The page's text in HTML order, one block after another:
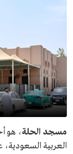
مسجد الحلة، هو
العربية